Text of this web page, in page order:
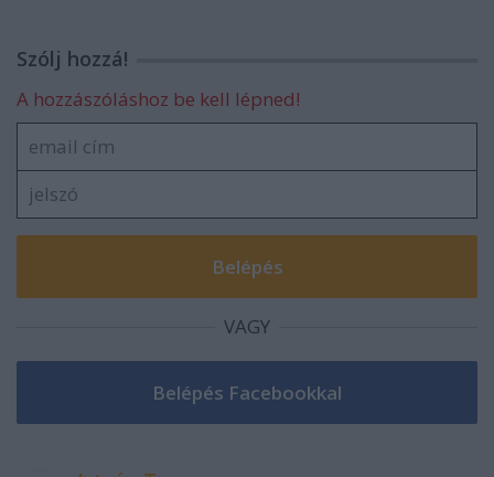
Szólj hozzá!
A hozzászóláshoz be kell lépned!
VAGY